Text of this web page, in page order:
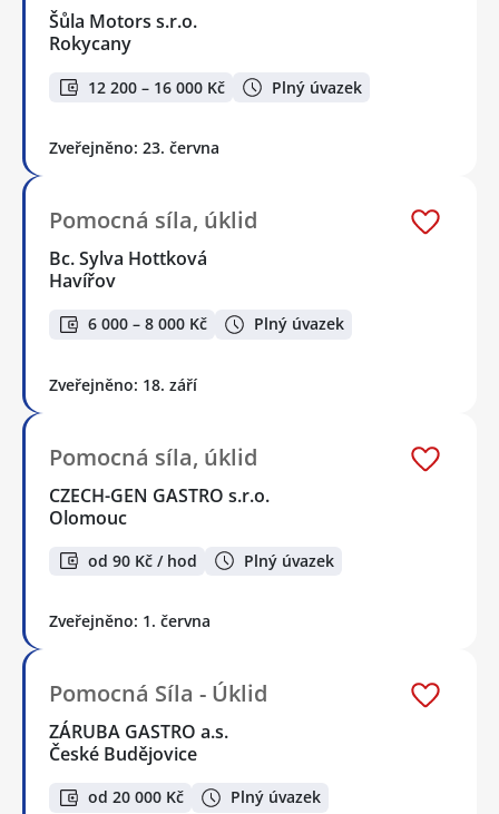
Šůla Motors s.r.o.
Rokycany
12 200 – 16 000 Kč Plný úvazek
Zveřejněno: 23. června
Pomocná síla, úklid
Bc. Sylva Hottková
Havířov
6 000 – 8 000 Kč Plný úvazek
Zveřejněno: 18. září
Pomocná síla, úklid
CZECH-GEN GASTRO s.r.o.
Olomouc
od 90 Kč / hod Plný úvazek
Zveřejněno: 1. června
Pomocná Síla - Úklid
ZÁRUBA GASTRO a.s.
České Budějovice
od 20 000 Kč Plný úvazek